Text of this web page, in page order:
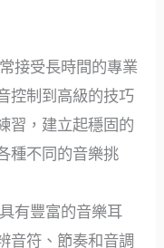
接受長時間的專業
控制到高級的技巧
習，建立起穩固的
種不同的音樂挑
有豐富的音樂耳
音符、節奏和音調